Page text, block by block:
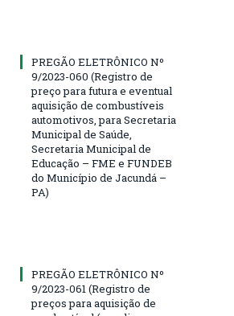
PREGÃO ELETRÔNICO Nº
9/2023-060 (Registro de
preço para futura e eventual
aquisição de combustíveis
automotivos, para Secretaria
Municipal de Saúde,
Secretaria Municipal de
Educação – FME e FUNDEB
do Município de Jacundá –
PA)
PREGÃO ELETRÔNICO Nº
9/2023-061 (Registro de
preços para aquisição de